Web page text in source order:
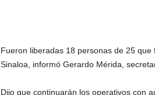
Fueron liberadas 18 personas de 25
Sinaloa, informó Gerardo Mérida,
Dijo que continuarán los operativos con